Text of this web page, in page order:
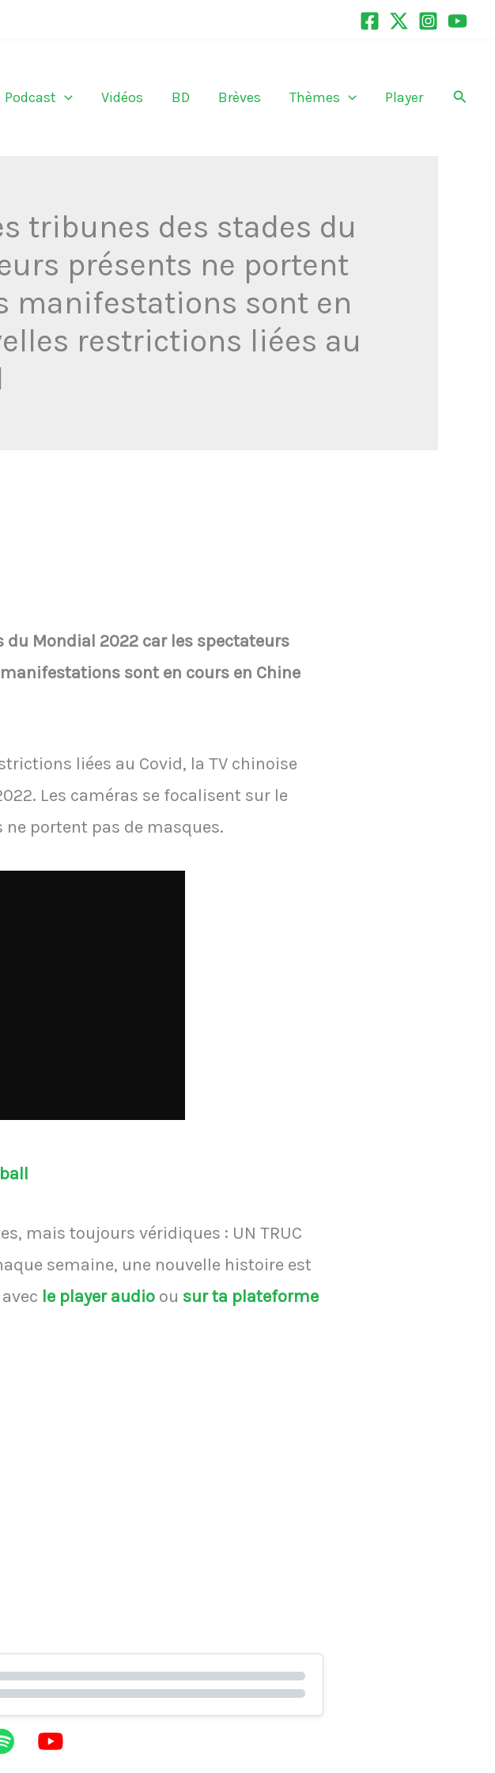
Podcast Vidéos BD Brèves Thèmes Player
tribunes des stades du
présents ne portent
manifestations sont en
restrictions liées au
Mondial 2022 car les spectateurs
sont en cours en Chine
liées au Covid, la TV chinoise
Les caméras se focalisent sur le
portent pas de masques.
mais toujours véridiques : UN TRUC
semaine, une nouvelle histoire est
le player audio ou sur ta plateforme